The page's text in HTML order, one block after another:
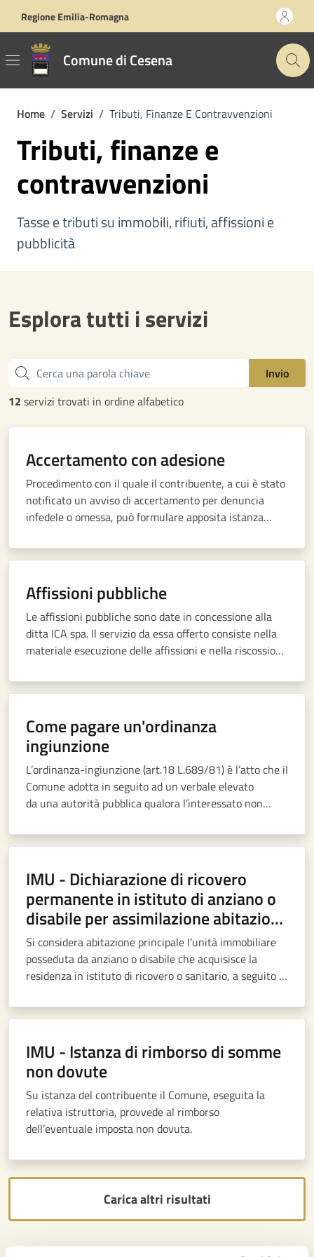
Regione Emilia-Romagna
Comune di Cesena
Home / Servizi / Tributi, Finanze E Contravvenzioni
Tributi, finanze e
contravvenzioni
Tasse e tributi su immobili, rifiuti, affissioni e
pubblicità
Esplora tutti i servizi
Cerca una parola chiave
Invio
12 servizi trovati in ordine alfabetico
Accertamento con adesione
Procedimento con il quale il contribuente, a cui è stato
notificato un avviso di accertamento per denuncia
infedele o omessa, può formulare apposita istanza
Tributaria di primo grado
Affissioni pubbliche
Le affissioni pubbliche sono date in concessione alla
ditta ICA spa. Il servizio da essa offerto consiste nella
materiale esecuzione delle affissioni e nella riscossione
Come pagare un'ordinanza
ingiunzione
L’ordinanza-ingiunzione (art.18 L.689/81) è l’atto che il
Comune adotta in seguito ad un verbale elevato
da una autorità pubblica qualora l’interessato non
ridotta nei termini indicati dal verbale
IMU - Dichiarazione di ricovero
permanente in istituto di anziano o
disabile per assimilazione abitazione
principale
Si considera abitazione principale l’unità immobiliare
posseduta da anziano o disabile che acquisisce la
residenza in istituto di ricovero o sanitario, a seguito di
risulti locata.
IMU - Istanza di rimborso di somme
non dovute
Su istanza del contribuente il Comune, eseguita la
relativa istruttoria, provvede al rimborso
dell’eventuale imposta non dovuta.
Carica altri risultati